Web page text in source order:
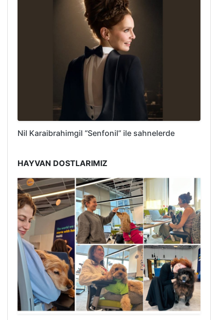
Nil Karaibrahimgil “Senfonil” ile sahnelerde
HAYVAN DOSTLARIMIZ